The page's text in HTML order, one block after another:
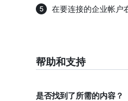
在要连接的企业帐户
帮助和支持
是否找到了所需的内容？